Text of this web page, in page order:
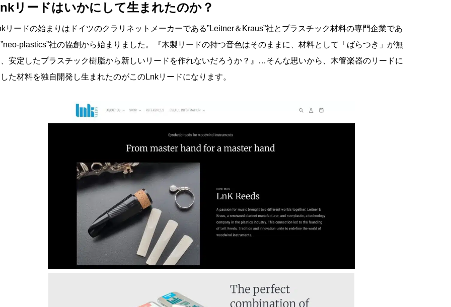
リードはいかにして生まれたのか？
リードの始まりはドイツのクラリネットメーカーである”Leitner＆Kraus”社とプラスチック材料の専門企業であ
plastics”社の協創から始まりました。『木製リードの持つ音色はそのままに、材料として「ばらつき」が無
安定したプラスチック樹脂から新しいリードを作れないだろうか？』…そんな思いから、木管楽器のリードに
た材料を独自開発し生まれたのがこのLnkリードになります。